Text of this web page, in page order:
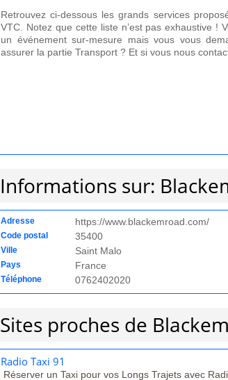
Retrouvez ci-dessous les grands services
VTC. Notez que cette liste n’est pas exhaustive !
un événement sur-mesure mais vous vous
assurer la partie Transport ? Et si vous nous
Informations sur:
Adresse https://www.blackemroad.com/
Code postal 35400
Ville Saint Malo
Pays France
Téléphone 0762402020
Sites proches de
Radio Taxi 91
Réserver un Taxi pour vos Longs Trajets avec